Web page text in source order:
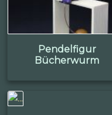
Pendelfigur
Bücherwurm